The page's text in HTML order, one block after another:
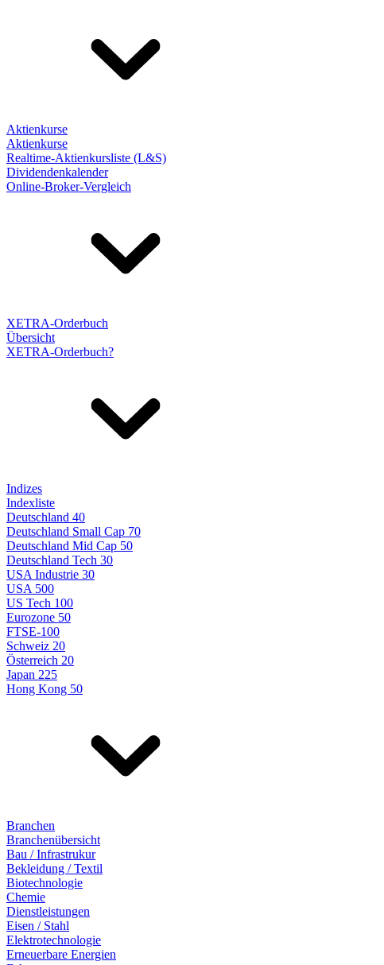
Aktienkurse
Aktienkurse
Realtime-Aktienkursliste (L&S)
Dividendenkalender
Online-Broker-Vergleich
XETRA-Orderbuch
Übersicht
XETRA-Orderbuch?
Indizes
Indexliste
Deutschland 40
Deutschland Small Cap 70
Deutschland Mid Cap 50
Deutschland Tech 30
USA Industrie 30
USA 500
US Tech 100
Eurozone 50
FTSE-100
Schweiz 20
Österreich 20
Japan 225
Hong Kong 50
Branchen
Branchenübersicht
Bau / Infrastrukur
Bekleidung / Textil
Biotechnologie
Chemie
Dienstleistungen
Eisen / Stahl
Elektrotechnologie
Erneuerbare Energien